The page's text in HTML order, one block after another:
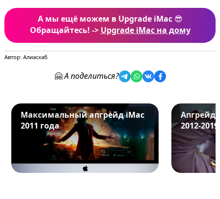
А мы ещё можем в Upgrade iMac 😎
Обращайтесь! -> Upgrade iMac на дому
Автор: Алиасхаб
🤗А поделиться?
Максимальный апгрейд iMac
2011 года
Апгрейд
2012-